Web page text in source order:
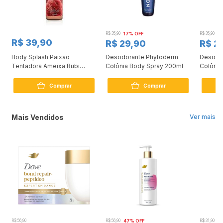
R$ 39,90
Body Splash Paixão
Tentadora Ameixa Rubi
Comprar
R$ 35,90 17% OFF
R$ 29,90
Desodorante Phytoderm
Colônia Body Spray 200ml
Comprar
R$ 35,90
R$
Ver mais
Mais Vendidos
R$ 56,90 R$ 56,90 47% OFF R$ 31,90